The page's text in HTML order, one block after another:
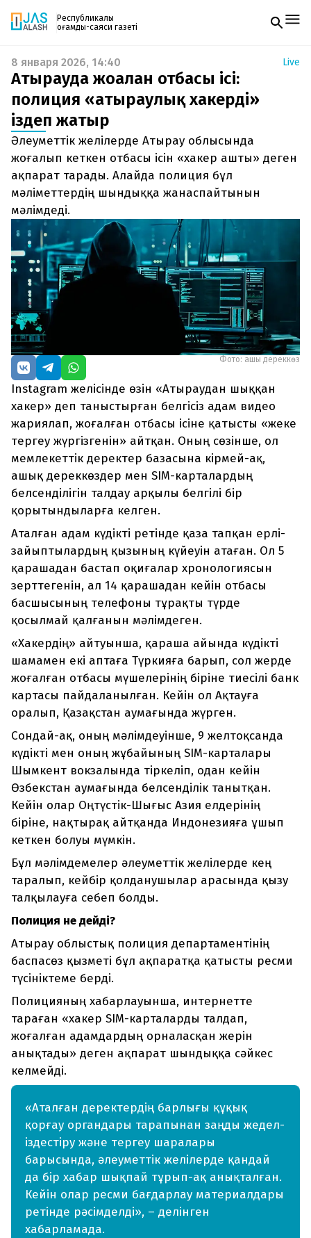
Республикалық
қоғамдық-саяси газеті
Жаңалықтар
Спорт
Live
Руханият
Аймақ
Архив
Заң және тәртіп
Редакциямен байланыс
+7 708 604 51 06
Жарнама бөлімі
+7 701 220 64 52
Пошта
zhasalash100@gmail.com
Газетке жазылу
PDF форматтағы газетті ай сайын электронды
поштаңызға алып отырыңыз. Жаңа нөмір
шыққан сәтте сізге бірден жіберіледі. Тек email
енгізіңіз, біз қалғанын өзіміз жібереміз.
8 января 2026, 14:40 Live
Атырауда жоғалған отбасы ісі:
полиция «атыраулық хакерді»
іздеп жатыр
Әлеуметтік желілерде Атырау облысында
жоғалып кеткен отбасы ісін «хакер ашты» деген
ақпарат тарады. Алайда полиция бұл
мәліметтердің шындыққа жанаспайтынын
мәлімдеді.
Фото: ашық дереккөз
Instagram желісінде өзін «Атыраудан шыққан
хакер» деп таныстырған белгісіз адам видео
жариялап, жоғалған отбасы ісіне қатысты «жеке
тергеу жүргізгенін» айтқан. Оның сөзінше, ол
мемлекеттік деректер базасына кірмей-ақ,
ашық дереккөздер мен SIM-карталардың
белсенділігін талдау арқылы белгілі бір
қорытындыларға келген.
Аталған адам күдікті ретінде қаза тапқан ерлі-
зайыптылардың қызының күйеуін атаған. Ол 5
қарашадан бастап оқиғалар хронологиясын
зерттегенін, ал 14 қарашадан кейін отбасы
басшысының телефоны тұрақты түрде
қосылмай қалғанын мәлімдеген.
«Хакердің» айтуынша, қараша айында күдікті
шамамен екі аптаға Түркияға барып, сол жерде
жоғалған отбасы мүшелерінің біріне тиесілі банк
картасы пайдаланылған. Кейін ол Ақтауға
оралып, Қазақстан аумағында жүрген.
Сондай-ақ, оның мәлімдеуінше, 9 желтоқсанда
күдікті мен оның жұбайының SIM-карталары
Шымкент вокзалында тіркеліп, одан кейін
Өзбекстан аумағында белсенділік танытқан.
Кейін олар Оңтүстік-Шығыс Азия елдерінің
біріне, нақтырақ айтқанда Индонезияға ұшып
кеткен болуы мүмкін.
Бұл мәлімдемелер әлеуметтік желілерде кең
таралып, кейбір қолданушылар арасында қызу
талқылауға себеп болды.
Полиция не дейді?
Атырау облыстық полиция департаментінің
баспасөз қызметі бұл ақпаратқа қатысты ресми
түсініктеме берді.
Полицияның хабарлауынша, интернетте
тараған «хакер SIM-карталарды талдап,
жоғалған адамдардың орналасқан жерін
анықтады» деген ақпарат шындыққа сәйкес
келмейді.
«Аталған деректердің барлығы құқық
қорғау органдары тарапынан заңды жедел-
іздестіру және тергеу шаралары
барысында, әлеуметтік желілерде қандай
да бір хабар шықпай тұрып-ақ анықталған.
Кейін олар ресми бағдарлау материалдары
ретінде рәсімделді», – делінген
хабарламада.